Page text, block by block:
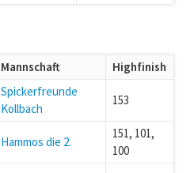
Mannschaft Highfinish
Spickerfreunde
Kollbach
153
Hammos die 2.
151, 101,
100